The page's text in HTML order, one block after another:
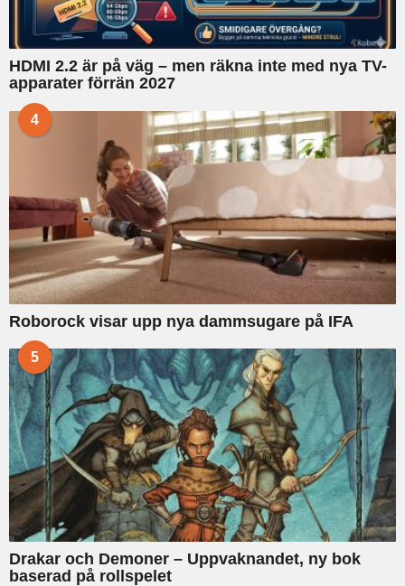
HDMI 2.2 är på väg – men räkna inte med nya TV-
apparater förrän 2027
4
Roborock visar upp nya dammsugare på IFA
5
Drakar och Demoner – Uppvaknandet, ny bok
baserad på rollspelet